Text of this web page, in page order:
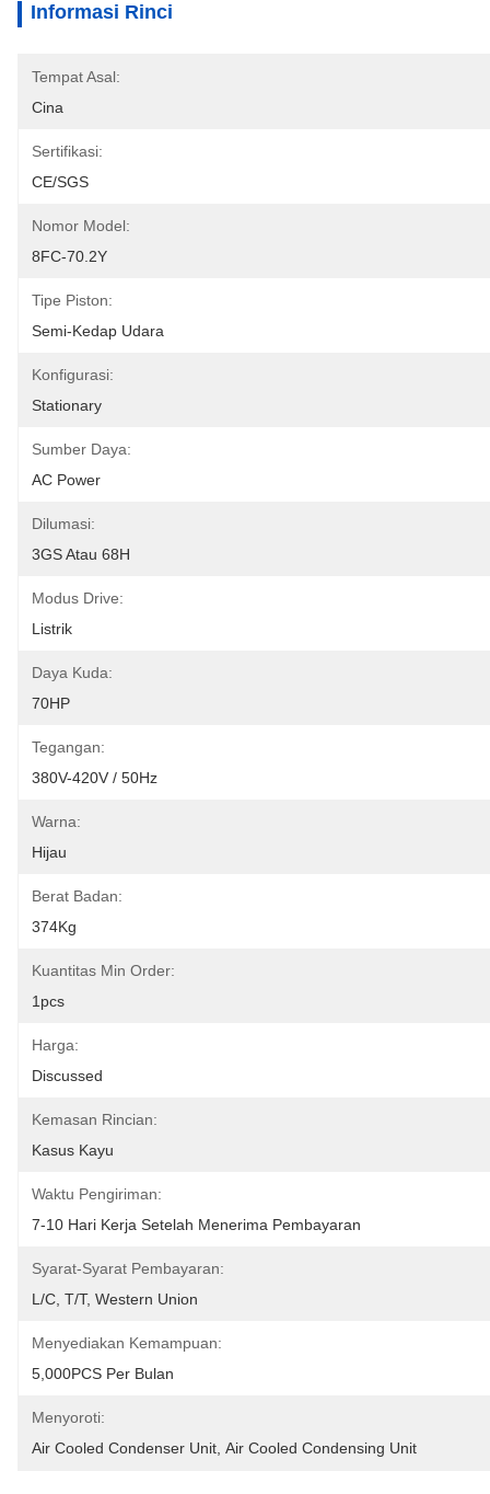
Informasi Rinci
Tempat Asal:
Cina
Sertifikasi:
CE/SGS
Nomor Model:
8FC-70.2Y
Tipe Piston:
Semi-Kedap Udara
Konfigurasi:
Stationary
Sumber Daya:
AC Power
Dilumasi:
3GS Atau 68H
Modus Drive:
Listrik
Daya Kuda:
70HP
Tegangan:
380V-420V / 50Hz
Warna:
Hijau
Berat Badan:
374Kg
Kuantitas Min Order:
1pcs
Harga:
Discussed
Kemasan Rincian:
Kasus Kayu
Waktu Pengiriman:
7-10 Hari Kerja Setelah Menerima Pembayaran
Syarat-Syarat Pembayaran:
L/C, T/T, Western Union
Menyediakan Kemampuan:
5,000PCS Per Bulan
Menyoroti:
Air Cooled Condenser Unit Air Cooled Condensing Unit